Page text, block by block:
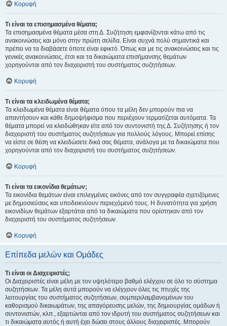
Κορυφή
Τι είναι τα επισημασμένα θέματα;
Τα επισημασμένα θέματα μέσα στη Δ. Συζήτηση εμφανίζονται κάτω από τις
ανακοινώσεις και μόνο στην πρώτη σελίδα. Είναι συχνά πολύ σημαντικά και
πρέπει να τα διαβάσετε όποτε είναι εφικτό. Όπως και με τις ανακοινώσεις και τις
γενικές ανακοινώσεις, έτσι και τα δικαιώματα επισήμανσης θεμάτων
χορηγούνται από τον διαχειριστή του συστήματος συζητήσεων.
Κορυφή
Τι είναι τα κλειδωμένα θέματα;
Τα κλειδωμένα θέματα είναι θέματα όπου τα μέλη δεν μπορούν πια να
απαντήσουν και κάθε δημοψήφισμα που περιέχουν τερματίζεται αυτόματα. Τα
θέματα μπορεί να κλειδώθηκαν είτε από τον συντονιστή της Δ. Συζήτησης ή τον
διαχειριστή του συστήματος συζητήσεων για πολλούς λόγους. Μπορεί επίσης
να είστε σε θέση να κλειδώσετε δικά σας θέματα, ανάλογα με τα δικαιώματα που
χορηγούνται από τον διαχειριστή του συστήματος συζητήσεων.
Κορυφή
Τι είναι τα εικονίδια θεμάτων;
Τα εικονίδια θεμάτων είναι επιλεγμένες εικόνες από τον συγγραφέα σχετιζόμενες
με δημοσιεύσεις και υποδεικνύουν περιεχόμενό τους. Η δυνατότητα για χρήση
εικονιδίων θεμάτων εξαρτάται από τα δικαιώματα που ορίστηκαν από τον
διαχειριστή του συστήματος συζητήσεων.
Κορυφή
Επίπεδα μελών και Ομάδες
Τι είναι οι Διαχειριστές;
Οι Διαχειριστές είναι μέλη με τον υψηλότερο βαθμό ελέγχου σε όλο το σύστημα
συζητήσεων. Τα μέλη αυτά μπορούν να ελέγχουν όλες τις πτυχές της
λειτουργίας του συστήματος συζητήσεων, συμπεριλαμβανομένων του
καθορισμού δικαιωμάτων, της απαγόρευσης μελών, της δημιουργίας ομάδων ή
συντονιστών, κλπ., εξαρτώνται από τον ιδρυτή του συστήματος συζητήσεων και
τι δικαιώματα αυτός ή αυτή έχει δώσει στους άλλους διαχειριστές. Μπορούν